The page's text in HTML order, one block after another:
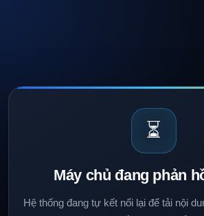
⏳
Máy chủ đang phản
Hệ thống đang tự kết nối lại để tải nội